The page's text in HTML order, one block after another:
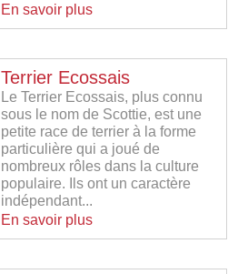
En savoir plus
Terrier Ecossais
Le Terrier Ecossais, plus connu
sous le nom de Scottie, est une
petite race de terrier à la forme
particulière qui a joué de
nombreux rôles dans la culture
populaire. Ils ont un caractère
indépendant...
En savoir plus